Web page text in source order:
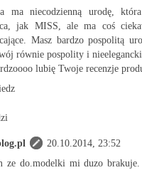
ma niecodzienną urodę,
jak MISS, ale ma coś
Masz bardzo pospolitą
równie pospolity i
lubię Twoje recenzje
20.10.2014, 23:52
ze do.modelki mi duzo